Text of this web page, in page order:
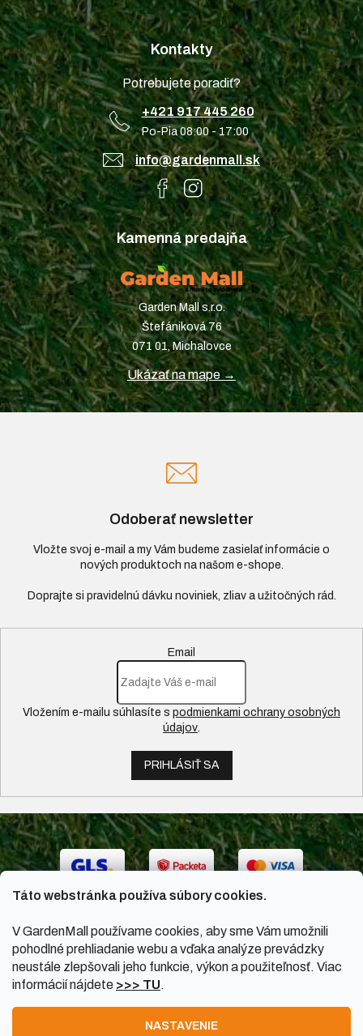
Táto webstránka používa súbory cookies.
V GardenMall používame cookies, aby sme Vám umožnili
pohodlné prehliadanie webu a vďaka analýze prevádzky
neustále zlepšovali jeho funkcie, výkon a použiteľnosť. Viac
informácií nájdete >>> TU.
NASTAVENIE
Kontakty
Potrebujete poradiť?
+421 917 445 260
Po-Pia 08:00 - 17:00
info@gardenmall.sk
Kamenná predajňa
Garden Mall s.r.o.
Štefániková 76
071 01, Michalovce
Ukázať na mape →
Odoberať newsletter
Vložte svoj e-mail a my Vám budeme zasielať informácie o
nových produktoch na našom e-shope.
Email
Vložením e-mailu súhlasíte s podmienkami ochrany osobných
údajov.
PRIHLÁSIŤ SA